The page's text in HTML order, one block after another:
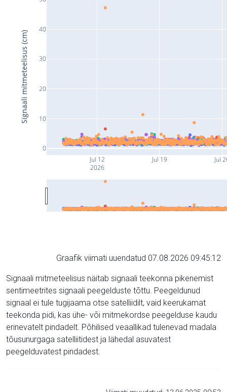
Jul 12
2026
Jul 19 Jul
0
10
20
30
40
Signaali mitmeteelisus (cm)
Graafik viimati uuendatud 07.08.2026 09:45:12
Signaali mitmeteelisus näitab signaali teekonna pikenemist
sentimeetrites signaali peegelduste tõttu. Peegeldunud
signaal ei tule tugijaama otse satelliidilt, vaid keerukamat
teekonda pidi, kas ühe- või mitmekordse peegelduse kaudu
erinevatelt pindadelt. Põhilised veaallikad tulenevad madala
tõusunurgaga satelliitidest ja lähedal asuvatest
peegelduvatest pindadest.